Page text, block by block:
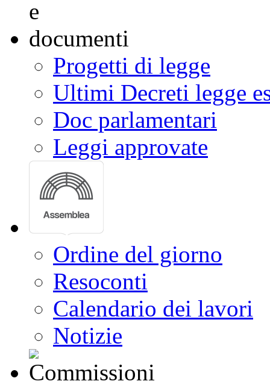
Progetti di legge
Ultimi Decreti legge
Doc parlamentari
Leggi approvate
Ordine del giorno
Resoconti
Calendario dei lavori
Notizie